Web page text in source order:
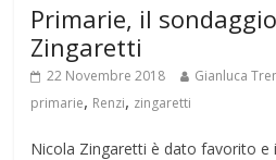
Primarie, il
Zingaretti
22 Novembre 2018 Gianluca
primarie, Renzi, zingaretti
Nicola Zingaretti è dato favorito e